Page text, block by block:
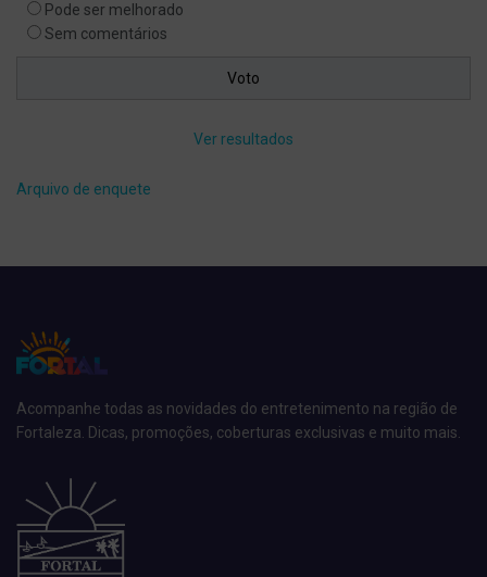
Pode ser melhorado
Sem comentários
Ver resultados
Arquivo de enquete
Acompanhe todas as novidades do entretenimento na região de
Fortaleza. Dicas, promoções, coberturas exclusivas e muito mais.